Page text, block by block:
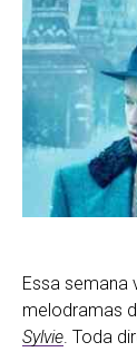
Essa semana
melodramas
Sylvie. Toda